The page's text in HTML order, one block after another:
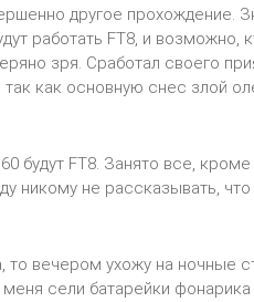
другое прохождение.
работать FT8, и
зря. Сработал своего
так как основную снес злой
будут FT8. Занято все,
никому не рассказывать,
то вечером ухожу на
сели батарейки